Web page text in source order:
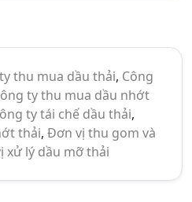
thu mua dầu thải, Công
ty thu mua dầu nhớt
ty tái chế dầu thải,
thải, Đơn vị thu gom và
xử lý dầu mỡ thải